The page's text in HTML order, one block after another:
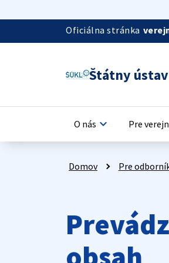
Oficiálna stránka
Štátny
O nás keyboard_arrow_down Pre
Domov Pre